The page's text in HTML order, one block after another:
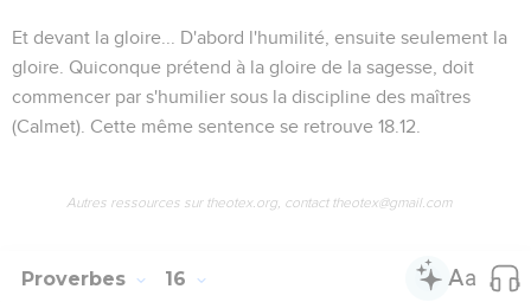
Et devant la gloire...
D'abord l'humilité, ensuite seulement la
gloire. Quiconque prétend à la gloire de la sagesse, doit
commencer par s'humilier sous la discipline des maîtres
(Calmet). Cette même sentence se retrouve 18.12
Autres ressources sur theotex.org, contact theotex@gmail.com
Proverbes 16